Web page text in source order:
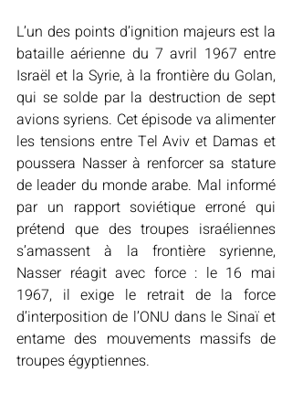
L’un des points d’ignition majeurs est la
bataille aérienne du 7 avril 1967 entre
Israël et la Syrie, à la frontière du Golan,
qui se solde par la destruction de sept
avions syriens. Cet épisode va alimenter
les tensions entre Tel Aviv et Damas et
poussera Nasser à renforcer sa stature
de leader du monde arabe. Mal informé
par un rapport soviétique erroné qui
prétend que des troupes israéliennes
s’amassent à la frontière syrienne,
Nasser réagit avec force : le 16 mai
1967, il exige le retrait de la force
d’interposition de l’ONU dans le Sinaï et
entame des mouvements massifs de
troupes égyptiennes.